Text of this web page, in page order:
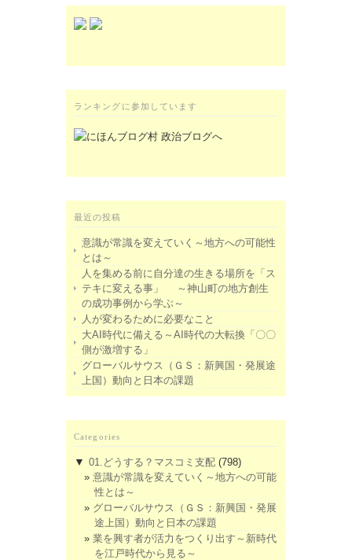
ランキングに参加しています
最近の投稿
意識が常識を変えていく～地方への可能性
とは～
人を集める前に自分達の生きる場所を「ス
テキに変える事」 ～神山町の地方創生
の成功事例から学ぶ～
人が変わるために必要なこと
大AI時代に備える～AI時代の大転換「〇〇
側が激増する」
グローバルサウス（ＧＳ：新興国・発展途
上国）動向と日本の課題
Categories
▼ 01.どうする？マスコミ支配 (798)
意識が常識を変えていく～地方への可能
性とは～
グローバルサウス（ＧＳ：新興国・発展
途上国）動向と日本の課題
業を興す者が活力をつくり出す～新時代
を江戸時代から見る～